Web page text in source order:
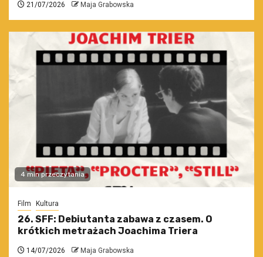
21/07/2026 Maja Grabowska
4 min przeczytania
Film Kultura
26. SFF: Debiutanta zabawa z czasem. O
krótkich metrażach Joachima Triera
14/07/2026 Maja Grabowska